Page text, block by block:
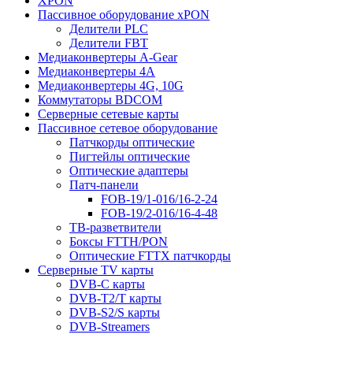
Пассивное оборудование xPON
Делители PLC
Делители FBT
Медиаконвертеры A-Gear
Медиаконвертеры 4A
Медиаконвертеры 4G, 10G
Коммутаторы BDCOM
Серверные сетевые карты
Пассивное сетевое оборудование
Патчкорды оптические
Пигтейлы оптические
Оптические адаптеры
Патч-панели
FOB-19/1-016/16-2-24
FOB-19/2-016/16-4-48
ТВ-разветвители
Боксы FTTH/PON
Оптические FTTX патчкорды
Серверные TV карты
DVB-C карты
DVB-T2/T карты
DVB-S2/S карты
DVB-Streamers